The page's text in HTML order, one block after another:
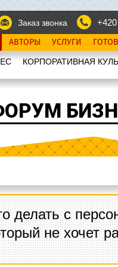
Заказ звонка
АВТОРЫ УСЛУГИ
КОРПОРАТИВНАЯ
делать с
не хочет